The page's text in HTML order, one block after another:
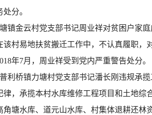
分。
镇金云村党支部书记周业祥对贫困户家
该村易地扶贫搬迁工作中，不认真履职
年7月，周业祥受到党内严重警告处分。
利桥镇力塘村党支部书记潘长刚违规承
律，承揽本村水库维修工程项目和土地
角塘水库、道元山水库、村集体退耕还林